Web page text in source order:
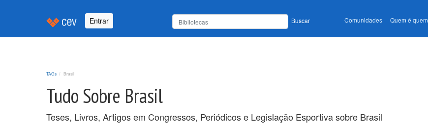
Entrar Buscar Comunidades Quem é quem
TAGs Brasil
Tudo Sobre Brasil
Teses, Livros, Artigos em Congressos, Periódicos e Legislação Esportiva sobre Brasil